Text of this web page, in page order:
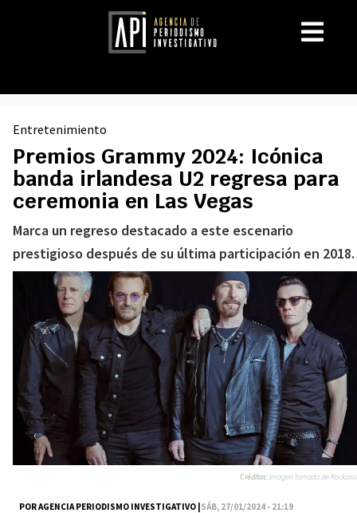
Entretenimiento
Premios Grammy 2024: Icónica
banda irlandesa U2 regresa para
ceremonia en Las Vegas
Marca un regreso destacado a este escenario
prestigioso después de su última participación en 2018.
POR AGENCIA PERIODISMO INVESTIGATIVO |SÁB, 27/01/2024 - 21:19
Créditos:Imagen tomada de Rockaxis